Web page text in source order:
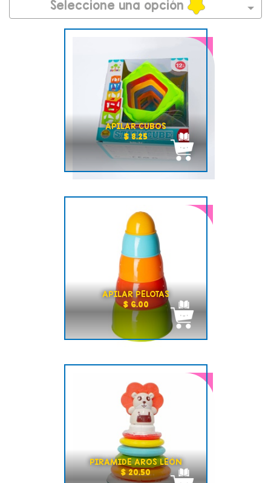
Seleccione una opción
APILAR CUBOS
$ 8.25
APILAR PELOTAS
$ 6.00
PIRAMIDE AROS LEÓN
$ 20.50